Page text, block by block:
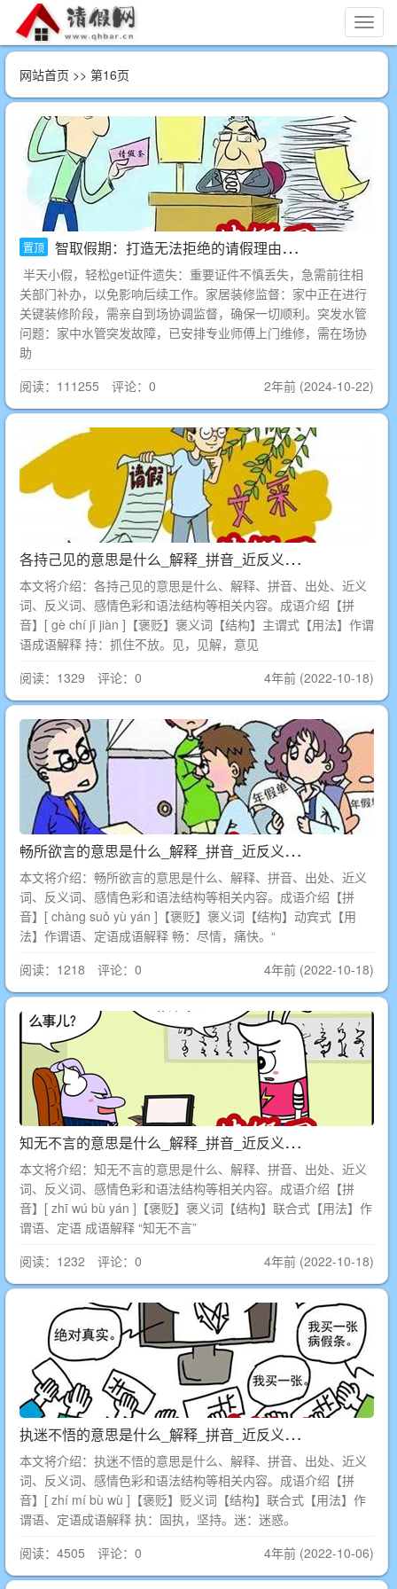
切
换
网站首页 >> 第16页
置顶 智取假期：打造无法拒绝的请假理由大全
半天小假，轻松get证件遗失：重要证件不慎丢失，急需前往相
关部门补办，以免影响后续工作。家居装修监督：家中正在进行
关键装修阶段，需亲自到场协调监督，确保一切顺利。突发水管
问题：家中水管突发故障，已安排专业师傅上门维修，需在场协
助
阅读：111255 评论：0
2年前 (2024-10-22)
各
持己见的意思是什么_解释_拼音_近反义词_出处
本文将介绍：各持己见的意思是什么、解释、拼音、出处、近义
词、反义词、感情色彩和语法结构等相关内容。成语介绍【拼
音】[ gè chí jǐ jiàn ]【褒贬】褒义词【结构】主谓式【用法】作谓
语成语解释 持：抓住不放。见，见解，意见
阅读：1329 评论：0
4年前 (2022-10-18)
畅
所欲言的意思是什么_解释_拼音_近反义词_出处
本文将介绍：畅所欲言的意思是什么、解释、拼音、出处、近义
词、反义词、感情色彩和语法结构等相关内容。成语介绍【拼
音】[ chàng suǒ yù yán ]【褒贬】褒义词【结构】动宾式【用
法】作谓语、定语成语解释 畅：尽情，痛快。“
阅读：1218 评论：0
4年前 (2022-10-18)
知
无不言的意思是什么_解释_拼音_近反义词_出处
本文将介绍：知无不言的意思是什么、解释、拼音、出处、近义
词、反义词、感情色彩和语法结构等相关内容。成语介绍【拼
音】[ zhī wú bù yán ]【褒贬】褒义词【结构】联合式【用法】作
谓语、定语 成语解释 “知无不言”
阅读：1232 评论：0
4年前 (2022-10-18)
执
迷不悟的意思是什么_解释_拼音_近反义词_出处
本文将介绍：执迷不悟的意思是什么、解释、拼音、出处、近义
词、反义词、感情色彩和语法结构等相关内容。成语介绍【拼
音】[ zhí mí bù wù ]【褒贬】贬义词【结构】联合式【用法】作
谓语、定语成语解释 执：固执，坚持。迷：迷惑。
阅读：4505 评论：0
4年前 (2022-10-06)